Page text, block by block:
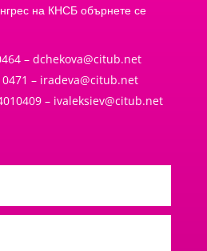
на КНСБ обърнете се
– dchekova@citub.net
– iradeva@citub.net
– ivaleksiev@citub.net